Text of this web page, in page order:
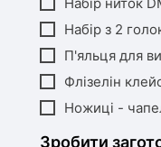
Набір з 2
П'яльця для
Флізелін
Ножиці -
Зробити